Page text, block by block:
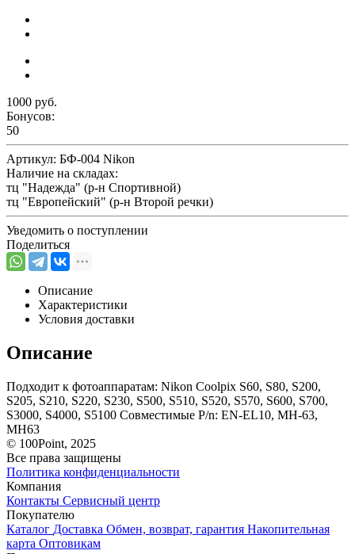
1000 руб.
Бонусов:
50
Артикул: БФ-004 Nikon
Наличие на складах:
тц "Надежда" (р-н Спортивной)
тц "Европейский" (р-н Второй речки)
Уведомить о поступлении
Поделиться
Описание
Характеристики
Условия доставки
Описание
Подходит к фотоаппаратам: Nikon Coolpix S60, S80, S200,
S205, S210, S220, S230, S500, S510, S520, S570, S600, S700,
S3000, S4000, S5100 Совместимые P/n: EN-EL10, MH-63,
MH63
© 100Point, 2025
Все права защищены
Политика конфиденциальности
Компания
Контакты Сервисный центр
Покупателю
Каталог Доставка Обмен, возврат, гарантия Накопительная
карта Оптовикам